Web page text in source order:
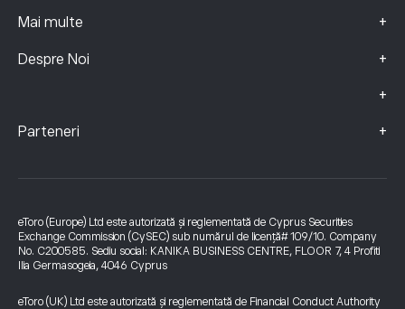
Mai multe +
Despre Noi +
+
Parteneri +
eToro (Europe) Ltd este autorizată și reglementată de Cyprus Securities
Exchange Commission (CySEC) sub numărul de licență# 109/10. Company
No. C200585. Sediu social: KANIKA BUSINESS CENTRE, FLOOR 7, 4 Profiti
Ilia Germasogeia, 4046 Cyprus
eToro (UK) Ltd este autorizată și reglementată de Financial Conduct Authority